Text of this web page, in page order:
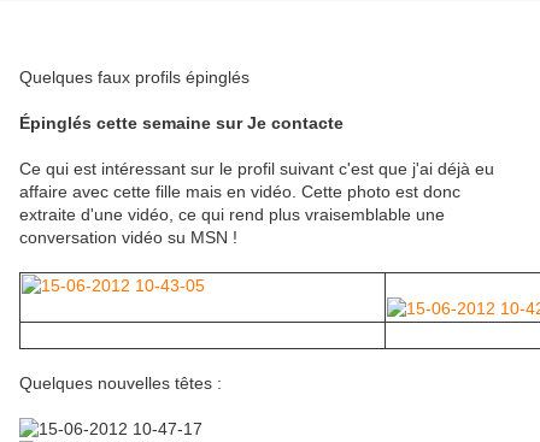
Quelques faux profils épinglés
Épinglés cette semaine sur Je contacte
Ce qui est intéressant sur le profil suivant c'est que j'ai déjà eu
affaire avec cette fille mais en vidéo. Cette photo est donc
extraite d'une vidéo, ce qui rend plus vraisemblable une
conversation vidéo su MSN !
Quelques nouvelles têtes :